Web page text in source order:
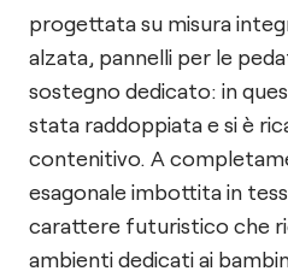
progettata su misura
alzata, pannelli per le
sostegno dedicato: in
stata raddoppiata e si è
contenitivo. A
esagonale imbottita in
carattere futuristico che
ambienti dedicati ai